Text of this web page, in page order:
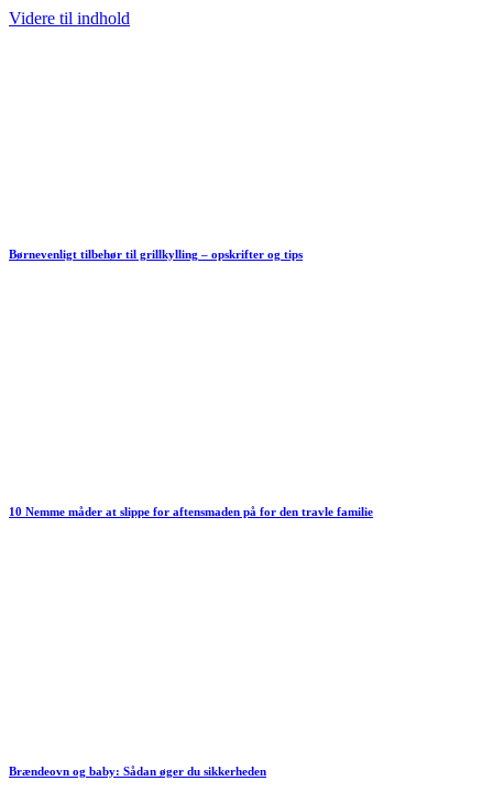
Videre til indhold
Børnevenligt tilbehør til grillkylling – opskrifter og tips
10 Nemme måder at slippe for aftensmaden på for den travle familie
Brændeovn og baby: Sådan øger du sikkerheden